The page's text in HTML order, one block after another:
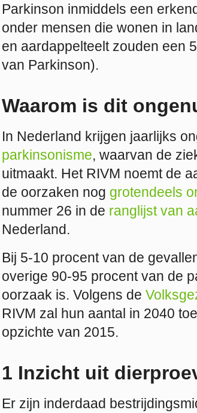
Parkinson inmiddels een
onder mensen die wonen in
en aardappelteelt zouden een
van Parkinson).
Waarom is dit
In Nederland krijgen jaarlijks
parkinsonisme, waarvan de
uitmaakt. Het RIVM noemt de
de oorzaken nog grotendeels
nummer 26 in de ranglijst van
Nederland.
Bij 5-10 procent van de
overige 90-95 procent van de
oorzaak is. Volgens de
RIVM zal hun aantal in 2040
opzichte van 2015.
1 Inzicht uit
Er zijn inderdaad